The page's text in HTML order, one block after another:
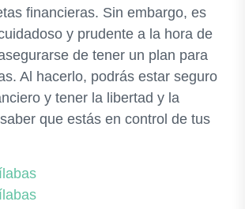
financieras. Sin embargo, es
y prudente a la hora de
de tener un plan para
Al hacerlo, podrás estar seguro
y tener la libertad y la
que estás en control de tus